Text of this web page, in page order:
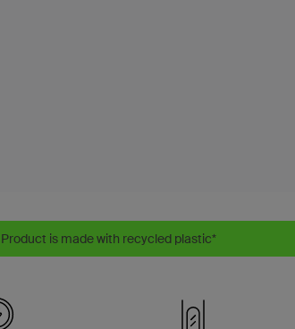
Product is made with recycled plastic*